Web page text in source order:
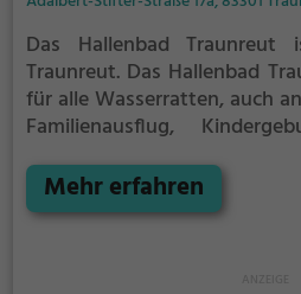
Das Hallenbad
Traunreut. Das Hallenbad
für alle Wasserratten, auch
Familienausflug,
kommt jeder auf seine Kosten.
Mehr erfahren